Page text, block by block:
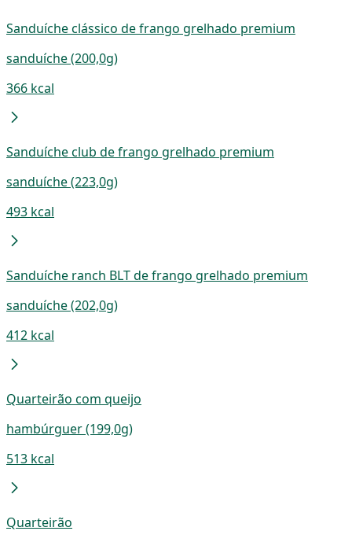
Sanduíche clássico de frango grelhado premium
sanduíche (200,0g)
366 kcal
Sanduíche club de frango grelhado premium
sanduíche (223,0g)
493 kcal
Sanduíche ranch BLT de frango grelhado premium
sanduíche (202,0g)
412 kcal
Quarteirão com queijo
hambúrguer (199,0g)
513 kcal
Quarteirão